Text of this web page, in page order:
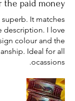
the paid money
It matches
description. I love
colour and the
Ideal for all
ocassions.
Thank you